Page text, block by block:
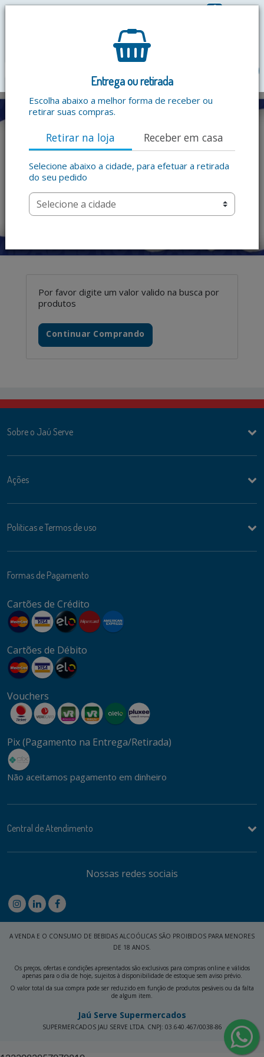
0
Entrega ou retirada
Escolha abaixo a melhor forma de receber ou
retirar suas compras.
Retirar na loja Receber em casa
Selecione abaixo a cidade, para efetuar a retirada
do seu pedido
Por favor digite um valor valido na busca por
produtos
Continuar Comprando
Sobre o Jaú Serve
Ações
Politicas e Termos de uso
Formas de Pagamento
Cartões de Crédito
Cartões de Débito
Vouchers
Pix (Pagamento na Entrega/Retirada)
Não aceitamos pagamento em dinheiro
Central de Atendimento
Nossas redes sociais
A VENDA E O CONSUMO DE BEBIDAS ALCOÓLICAS SÃO PROIBIDOS PARA MENORES
DE 18 ANOS.
Os preços, ofertas e condições apresentados são exclusivos para compras online e válidos
apenas para o dia de hoje, sujeitos à disponibilidade de estoque sem aviso prévio.
O valor total da sua compra pode ser reduzido em função de produtos pesáveis ou da falta
de algum item.
Jaú Serve Supermercados
SUPERMERCADOS JAU SERVE LTDA. CNPJ: 03.640.467/0038-86